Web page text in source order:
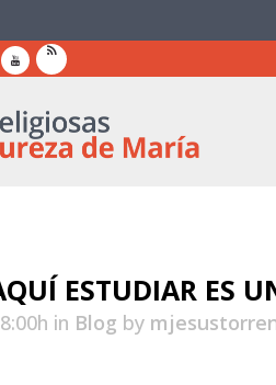
ESTUDIAR ES
in Blog by